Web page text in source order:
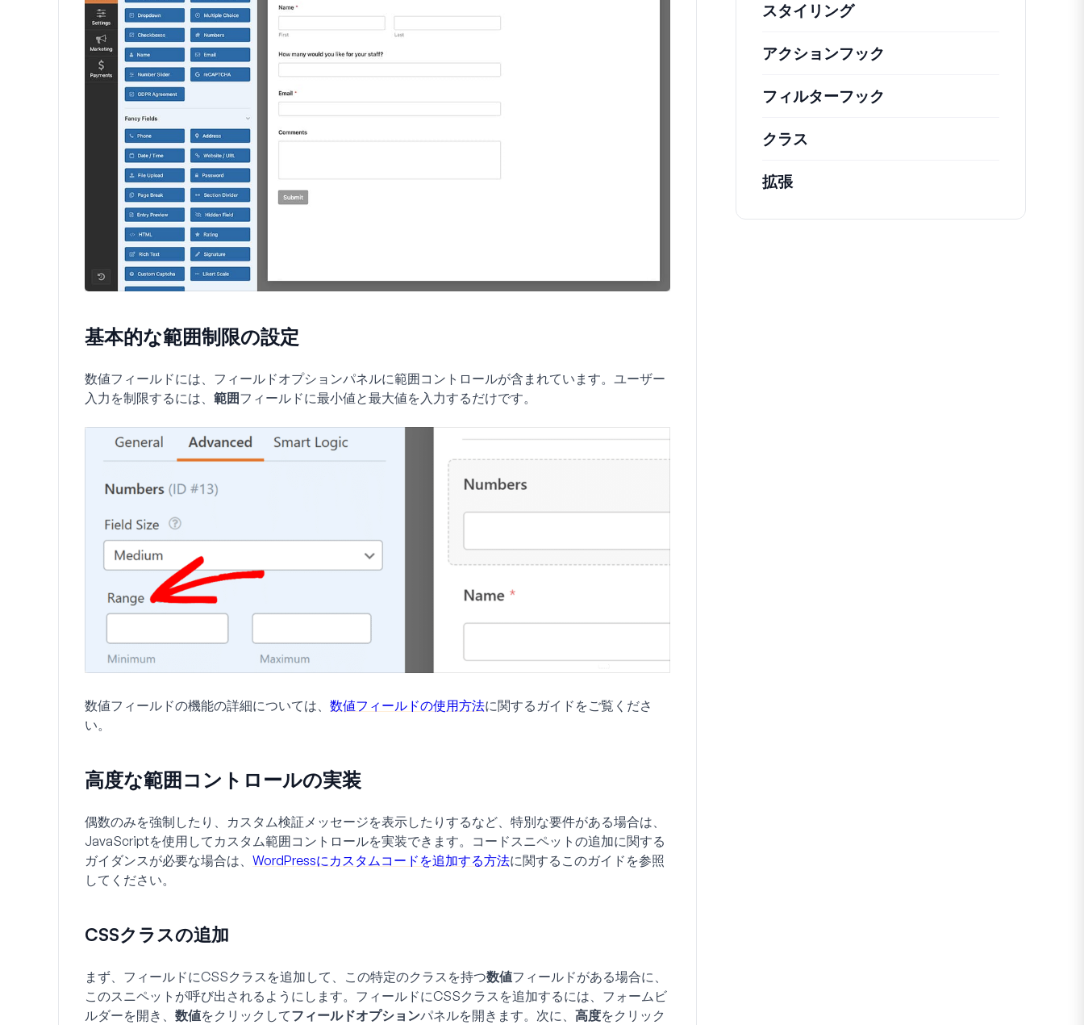
基本的な範囲制限の設定
数値フィールドには、フィールドオプションパネルに範囲コントロールが含まれています。ユーザー
入力を制限するには、 範囲フィールドに最小値と最大値を入力するだけです。
数値フィールドの機能の詳細については、 数値フィールドの使用方法に関するガイドをご覧くださ
い。
高度な範囲コントロールの実装
偶数のみを強制したり、カスタム検証メッセージを表示したりするなど、特別な要件がある場合は、
JavaScriptを使用してカスタム範囲コントロールを実装できます。コードスニペットの追加に関する
ガイダンスが必要な場合は、 WordPressにカスタムコードを追加する方法に関するこのガイドを参照
してください。
CSSクラスの追加
まず、フィールドにCSSクラスを追加して、この特定のクラスを持つ数値フィールドがある場合に、
このスニペットが呼び出されるようにします。フィールドにCSSクラスを追加するには、フォームビ
ルダーを開き、 数値をクリックしてフィールドオプションパネルを開きます。次に、 高度をクリック
スタイリング
アクションフック
フィルターフック
クラス
拡張